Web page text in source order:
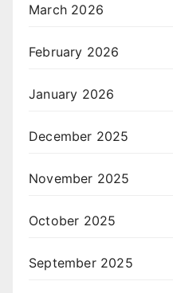
March 2026
February 2026
January 2026
December 2025
November 2025
October 2025
September 2025